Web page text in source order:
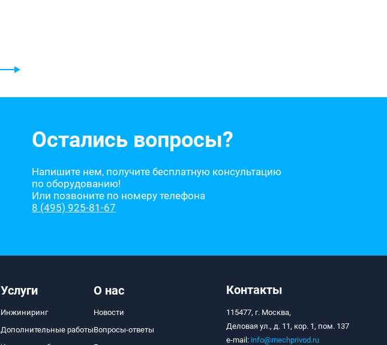
Остались вопросы?
Напишите нем, получите бесплатную консультацию
по оборудованию!
Или позвоните по номеру телефона
8 (495) 925-81-67
Услуги
Инжиниринг
Дополнительные работы
О нас
Новости
Вопросы-ответы
Контакты
115477, г. Москва,
Деловая ул., д. 11, кор. 1, пом. 137
e-mail: info@mechprivod.ru